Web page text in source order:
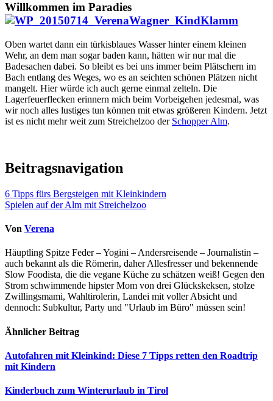
Willkommen im Paradies
Oben wartet dann ein türkisblaues Wasser hinter einem kleinen
Wehr, an dem man sogar baden kann, hätten wir nur mal die
Badesachen dabei. So bleibt es bei uns immer beim Plätschern im
Bach entlang des Weges, wo es an seichten schönen Plätzen nicht
mangelt. Hier würde ich auch gerne einmal zelteln. Die
Lagerfeuerflecken erinnern mich beim Vorbeigehen jedesmal, was
wir noch alles lustiges tun können mit etwas größeren Kindern. Jetzt
ist es nicht mehr weit zum Streichelzoo der Schopper Alm.
Beitragsnavigation
6 Tipps fürs Bergsteigen mit Kleinkindern
Spielen auf der Alm mit Streichelzoo
Von Verena
Häuptling Spitze Feder – Yogini – Andersreisende – Journalistin –
auch bekannt als die Römerin, daher Allesfresser und bekennende
Slow Foodista, die die vegane Küche zu schätzen weiß! Gegen den
Strom schwimmende hipster Mom von drei Glückskeksen, stolze
Zwillingsmami, Wahltirolerin, Landei mit voller Absicht und
dennoch: Subkultur, Party und "Urlaub im Büro" müssen sein!
Ähnlicher Beitrag
Autofahren mit Kleinkind: Diese 7 Tipps retten den Roadtrip
mit Kindern
Kinderbuch zum Winterurlaub in Tirol